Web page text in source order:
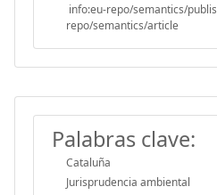
info:eu-repo/semantics/
repo/semantics/article
Palabras clave:
Cataluña
Jurisprudencia ambiental